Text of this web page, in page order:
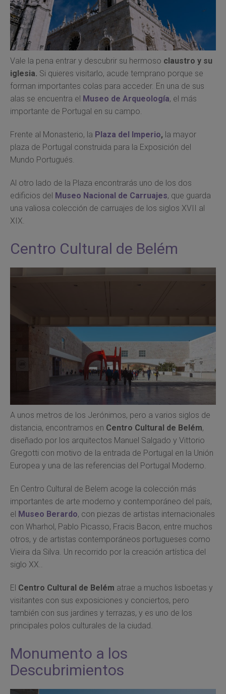
Vale la pena entrar y descubrir su hermoso claustro y su
iglesia. Si quieres visitarlo, acude temprano porque se
forman importantes colas para acceder. En una de sus
alas se encuentra el Museo de Arqueología, el más
importante de Portugal en su campo.
Frente al Monasterio, la Plaza del Imperio, la mayor
plaza de Portugal construida para la Exposición del
Mundo Portugués.
Al otro lado de la Plaza encontrarás uno de los dos
edificios del Museo Nacional de Carruajes, que guarda
una valiosa colección de carruajes de los siglos XVII al
XIX.
Centro Cultural de Belém
A unos metros de los Jerónimos, pero a varios siglos de
distancia, encontramos en Centro Cultural de Belém,
diseñado por los arquitectos Manuel Salgado y Vittorio
Gregotti con motivo de la entrada de Portugal en la Unión
Europea y una de las referencias del Portugal Moderno.
En Centro Cultural de Belem acoge la colección más
importantes de arte moderno y contemporáneo del país,
el Museo Berardo, con piezas de artistas internacionales
con Wharhol, Pablo Picasso, Fracis Bacon, entre muchos
otros, y de artistas contemporáneos portugueses como
Vieira da Silva. Un recorrido por la creación artística del
siglo XX..
El Centro Cultural de Belém atrae a muchos lisboetas y
visitantes con sus exposiciones y conciertos, pero
también con sus jardines y terrazas, y es uno de los
principales polos culturales de la ciudad.
Monumento a los
Descubrimientos